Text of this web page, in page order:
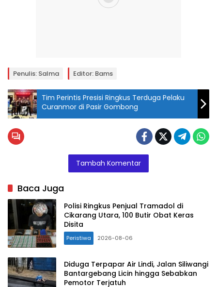
Penulis: Salma Editor: Bams
Tim Perintis Presisi Ringkus Terduga Pelaku
Curanmor di Pasir Gombong
Tambah Komentar
Baca Juga
Polisi Ringkus Penjual Tramadol di
Cikarang Utara, 100 Butir Obat Keras
Disita
Peristiwa 2026-08-06
Diduga Terpapar Air Lindi, Jalan Siliwangi
Bantargebang Licin hingga Sebabkan
Pemotor Terjatuh